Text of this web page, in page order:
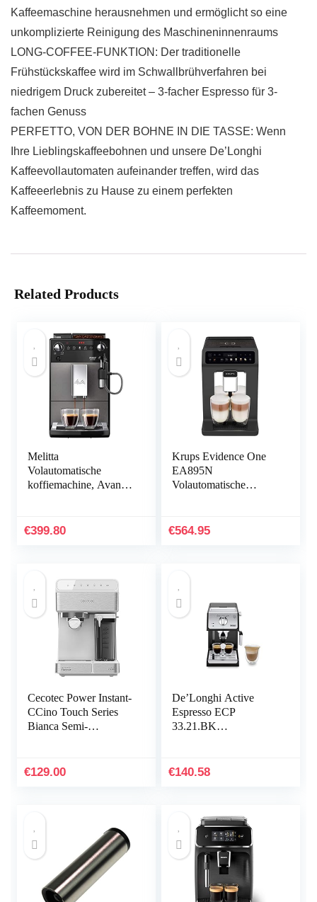
Kaffeemaschine herausnehmen und ermöglicht so eine
unkomplizierte Reinigung des Maschineninnenraums
LONG-COFFEE-FUNKTION: Der traditionelle
Frühstückskaffee wird im Schwallbrühverfahren bei
niedrigem Druck zubereitet – 3-facher Espresso für 3-
fachen Genuss
PERFETTO, VON DER BOHNE IN DIE TASSE: Wenn
Ihre Lieblingskaffeebohnen und unsere De’Longhi
Kaffeevollautomaten aufeinander treffen, wird das
Kaffeeerlebnis zu Hause zu einem perfekten
Kaffeemoment.
Related Products
Melitta
Volautomatische
koffiemachine, Avanza
staal, 1450 W, 1,5 liter,
€399.80
Krups Evidence One
EA895N
Volautomatische
verschillende
€564.95
Cecotec Power Instant-
CCino Touch Series
Bianca Semi-
melktank,
€129.00
De’Longhi Active
Espresso ECP
33.21.BK
aluminium afwerking,
warmwaterfunctie,
zwart
€140.58